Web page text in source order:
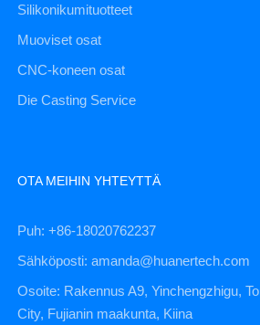
Silikonikumituotteet
Muoviset osat
CNC-koneen osat
Die Casting Service
OTA MEIHIN YHTEYTTÄ
Puh: +86-18020762237
Sähköposti: amanda@huanertech.com
Osoite: Rakennus A9, Yinchengzhigu,
City, Fujianin maakunta, Kiina